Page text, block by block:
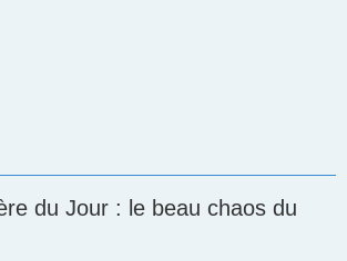
du Jour : le beau chaos du